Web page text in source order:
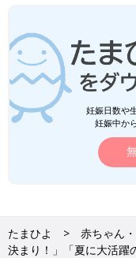
妊娠日数や
妊娠中か
たまひよ 赤ちゃん
決まり！」「夏に大活躍